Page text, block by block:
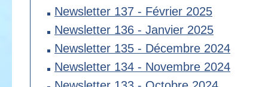
Newsletter 137 - Février 2025
Newsletter 136 - Janvier 2025
Newsletter 135 - Décembre 2024
Newsletter 134 - Novembre 2024